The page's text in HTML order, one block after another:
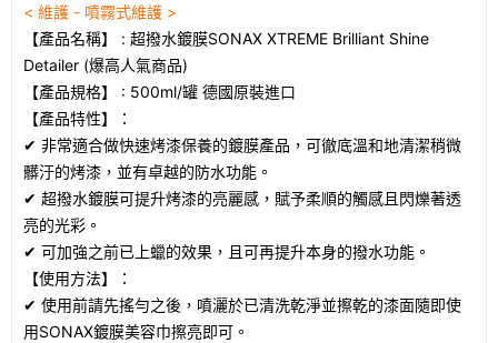
< 維護 - 噴霧式維護 >
【產品名稱】 : 超撥水鍍膜SONAX XTREME Brilliant Shine
Detailer (爆高人氣商品)
【產品規格】 : 500ml/罐 德國原裝進口
【產品特性】：
✔ 非常適合做快速烤漆保養的鍍膜產品，可徹底溫和地清潔稍微
髒汙的烤漆，並有卓越的防水功能。
✔ 超撥水鍍膜可提升烤漆的亮麗感，賦予柔順的觸感且閃爍著透
亮的光彩。
✔ 可加強之前已上蠟的效果，且可再提升本身的撥水功能。
【使用方法】：
✔ 使用前請先搖勻之後，噴灑於已清洗乾淨並擦乾的漆面隨即使
用SONAX鍍膜美容巾擦亮即可。